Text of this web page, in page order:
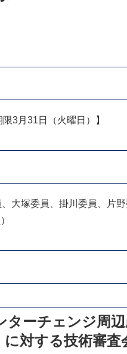
3月31日（火曜日）】
大塚委員、掛川委員、片
ターチェンジ周
対する技術審査